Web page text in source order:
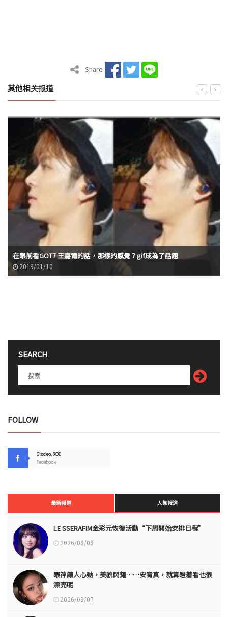
Share
其他相关报道
在眼前看GOT7 王嘉爾的話，那樣的感覺？gif成為了話題
2019/01/10
SEARCH
FOLLOW
Diodeo.ROC
Facebook
最新報道 人氣報道
LE SSERAFIM金彩元恢復活動“下周開始安排日程”
2026/08/08
眼神讓人心動，美貌閃耀……安宥真，就算瞪着看也很
漂亮呢
2026/08/07